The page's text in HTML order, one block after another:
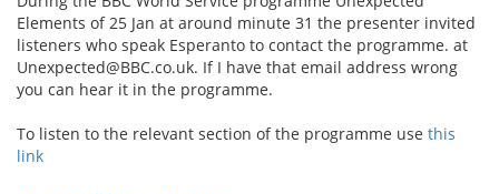
Elements of 25 Jan at around minute 31 the presenter invited
listeners who speak Esperanto to contact the programme. at
Unexpected@BBC.co.uk. If I have that email address wrong
you can hear it in the programme.
To listen to the relevant section of the programme use this
link